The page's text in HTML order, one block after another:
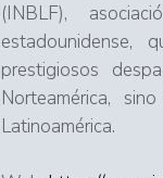
(INBLF),
estadounidense,
prestigiosos
Norteamérica,
Latinoamérica.